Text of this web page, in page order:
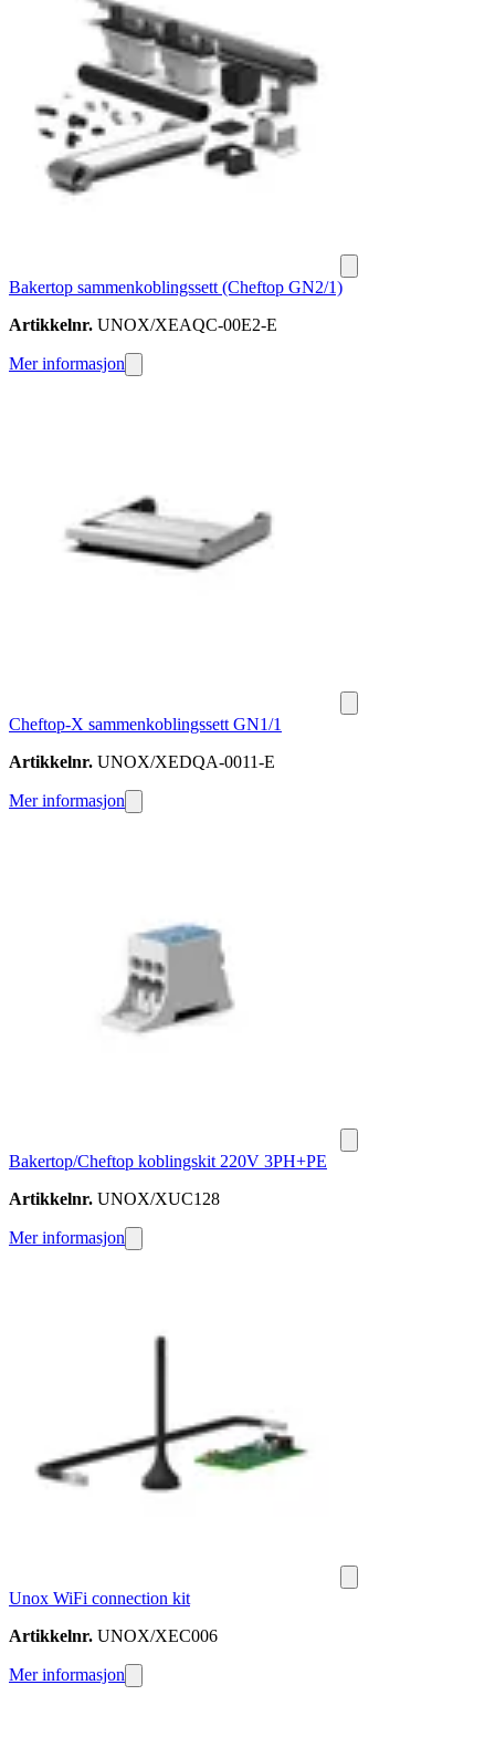
Bakertop sammenkoblingssett (Cheftop GN2/1)
Artikkelnr. UNOX/XEAQC-00E2-E
Mer informasjon
Cheftop-X sammenkoblingssett GN1/1
Artikkelnr. UNOX/XEDQA-0011-E
Mer informasjon
Bakertop/Cheftop koblingskit 220V 3PH+PE
Artikkelnr. UNOX/XUC128
Mer informasjon
Unox WiFi connection kit
Artikkelnr. UNOX/XEC006
Mer informasjon